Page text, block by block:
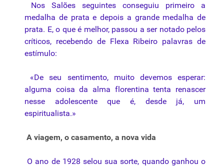
Nos Salões seguintes conseguiu primeiro a
medalha de prata e depois a grande medalha de
prata. E, o que é melhor, passou a ser notado pelos
críticos, recebendo de Flexa Ribeiro palavras de
estímulo:
«De seu sentimento, muito devemos esperar:
alguma coisa da alma florentina tenta renascer
nesse adolescente que é, desde já, um
espiritualista.»
A viagem, o casamento, a nova vida
O ano de 1928 selou sua sorte, quando ganhou o